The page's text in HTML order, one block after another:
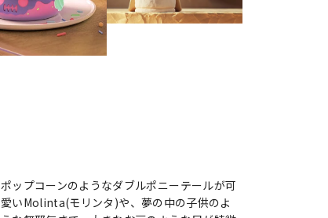
ポップコーンのようなダブルポニーテールが可
愛いMolinta(モリンタ)や、夢の中の子供のよ